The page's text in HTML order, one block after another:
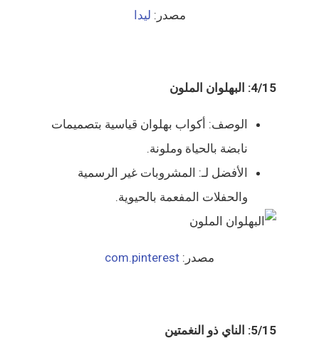
مصدر: ليدا
4/15: البهلوان الملون
الوصف: أكواب بهلوان قياسية بتصميمات
نابضة بالحياة وملونة.
الأفضل لـ: المشروبات غير الرسمية
والحفلات المفعمة بالحيوية.
مصدر: com.pinterest
5/15: الناي ذو النغمتين